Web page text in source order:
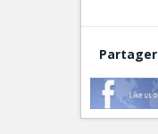
Partager